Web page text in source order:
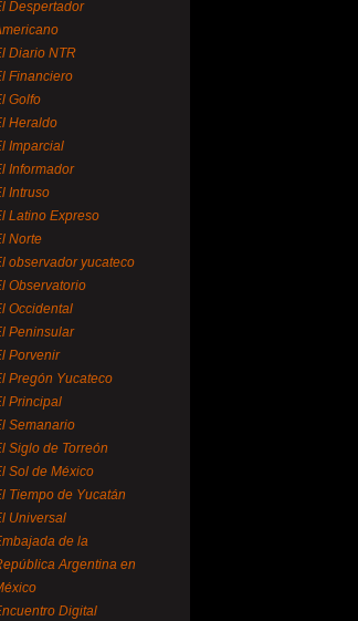
Despertador
Diario NTR
Financiero
Golfo
Heraldo
Imparcial
Informador
Intruso
Latino Expreso
Norte
observador yucateco
Observatorio
Occidental
Peninsular
Porvenir
Pregón Yucateco
Principal
Semanario
Siglo de Torreón
Sol de México
Tiempo de Yucatán
Universal
de la
Argentina en
Digital